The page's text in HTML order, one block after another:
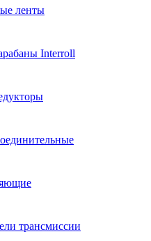
ленты
Interroll
трансмиссии